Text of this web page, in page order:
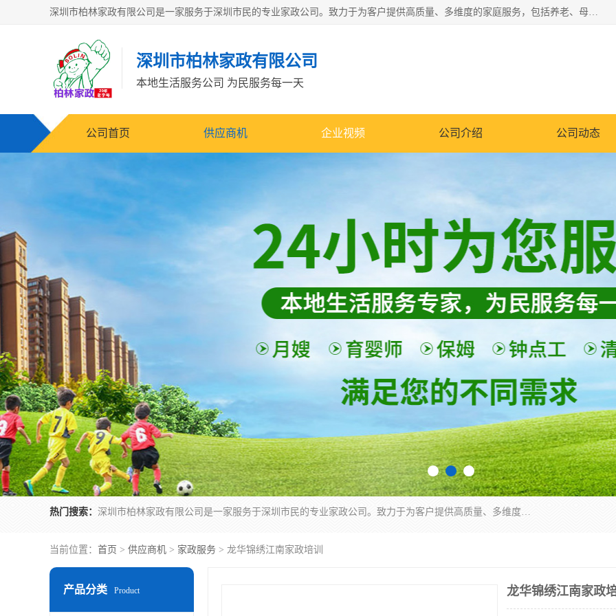
深圳市柏林家政有限公司是一家服务于深圳市民的专业家政公司。致力于为客户提供高质量、多维度的家庭服务，包括养老、母婴、月嫂育婴早教、康复理疗、家电清洗和保洁等方面的专业服务。
深圳市柏林家政有限公司
本地生活服务公司 为民服务每一天
公司首页 供应商机 企业视频 公司介绍 公司动态
热门搜索： 深圳市柏林家政有限公司是一家服务于深圳市民的专业家政公司。致力于为客户提供高质量、多维度的家庭服务，包括养老、母婴、月嫂育婴早教、康复理疗、家电清洗和保洁等方面的专业服务。
当前位置： 首页 > 供应商机 > 家政服务 > 龙华锦绣江南家政培训
产品分类 Product 龙华锦绣江南家政